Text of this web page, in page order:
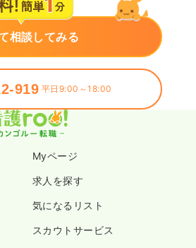
相談してみる
919 平日9:00～18:00
Myページ
求人を探す
気になるリスト
スカウトサービス